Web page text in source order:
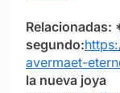
Relacionadas:
segundo:
avermaet-
la nueva joya